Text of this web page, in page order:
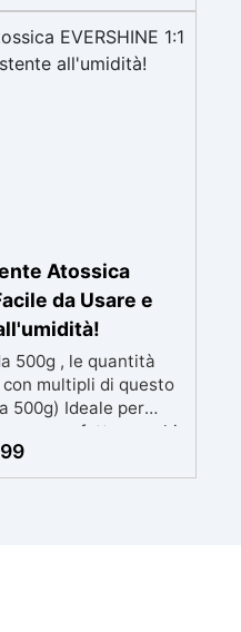
superficie lucida e
Atossica
da Usare e
500g , le quantità
multipli di questo
500g) Ideale per
perfetta per chi
una finitura
ogni condizione.